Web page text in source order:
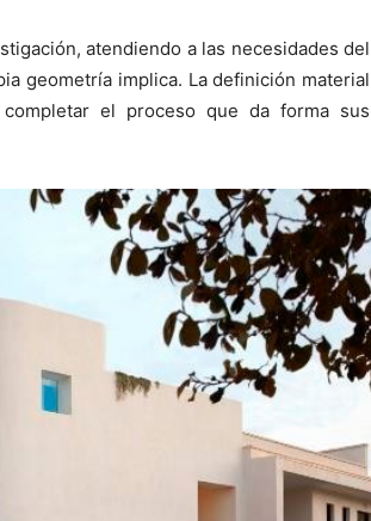
atendiendo a las necesidades del
geometría implica. La definición material
el proceso que da forma sus